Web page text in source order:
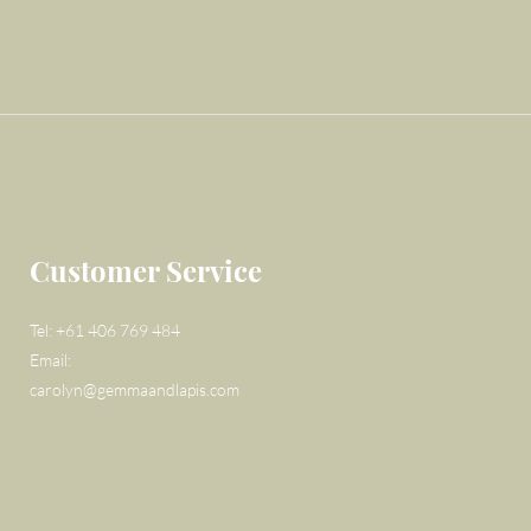
Customer Service
Tel: +61 406 769 484
Email:
carolyn@gemmaandlapis.com